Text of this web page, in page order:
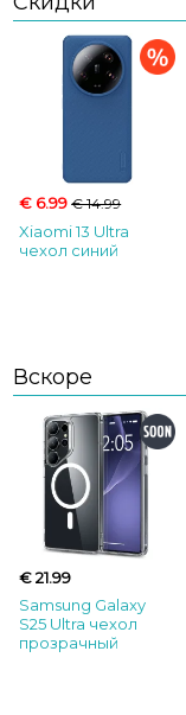
€ 6.99€ 14.99
Xiaomi 13 Ultra
чехол синий
Вскоре
€ 21.99
Samsung Galaxy
S25 Ultra чехол
прозрачный